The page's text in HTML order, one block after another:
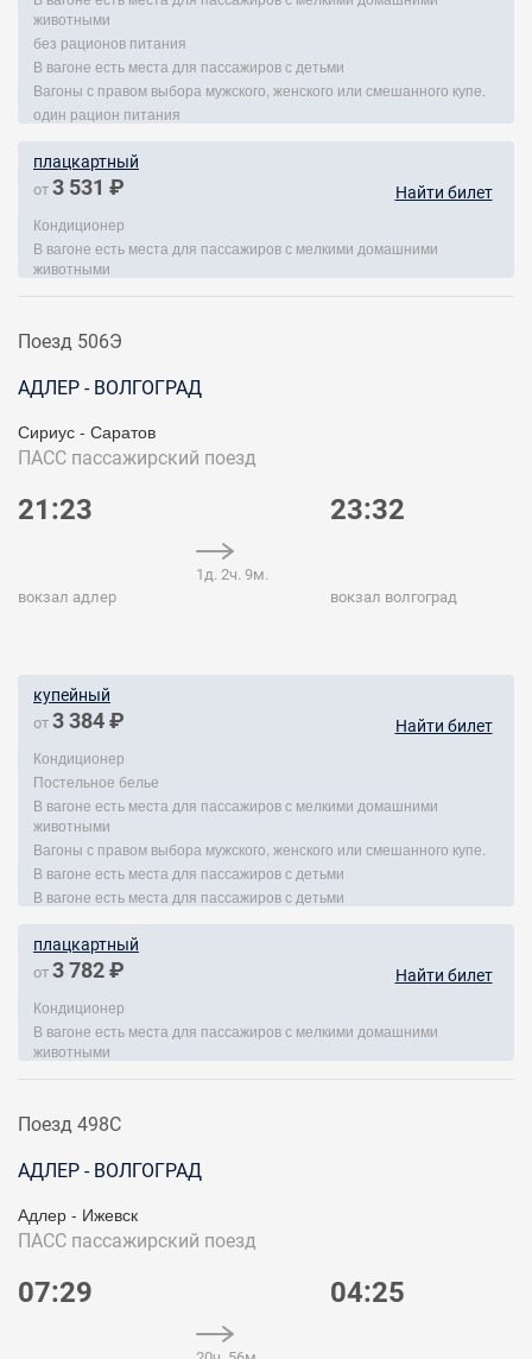
животными
без рационов питания
В вагоне есть места для пассажиров с детьми
Вагоны с правом выбора мужского, женского или смешанного купе.
один рацион питания
плацкартный
от 3 531 ₽ Найти билет
Кондиционер
В вагоне есть места для пассажиров с мелкими домашними
животными
Поезд 506Э
АДЛЕР - ВОЛГОГРАД
Сириус - Саратов
ПАСС пассажирский поезд
21:23
вокзал адлер
1д. 2ч. 9м.
23:32
вокзал волгоград
купейный
от 3 384 ₽ Найти билет
Кондиционер
Постельное белье
В вагоне есть места для пассажиров с мелкими домашними
животными
Вагоны с правом выбора мужского, женского или смешанного купе.
В вагоне есть места для пассажиров с детьми
В вагоне есть места для пассажиров с детьми
плацкартный
от 3 782 ₽ Найти билет
Кондиционер
В вагоне есть места для пассажиров с мелкими домашними
животными
Поезд 498С
АДЛЕР - ВОЛГОГРАД
Адлер - Ижевск
ПАСС пассажирский поезд
07:29 04:25